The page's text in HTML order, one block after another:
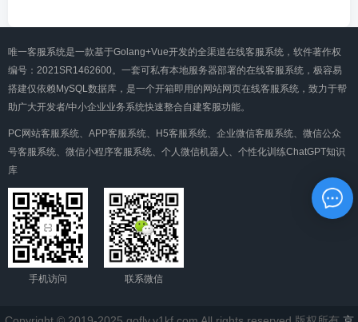
唯一客服系统是一款基于Golang+Vue开发的全渠道在线客服系统，软件著作权
编号：2021SR1462600。一套可私有本地服务器部署的在线客服系统，极容易
搭建仅依赖MySQL数据库，是一个开箱即用的网站网页在线客服系统，致力于帮
助广大开发者/中小企业业务系统快速整合自建客服功能。
PC网站客服系统、APP客服系统、H5客服系统、企业微信客服系统、微信公众
号客服系统、微信小程序客服系统、个人微信机器人、个性化训练ChatGPT知识
库
手机访问 联系微信